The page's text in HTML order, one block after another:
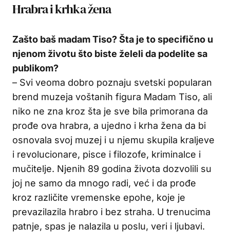
Hrabra i krhka žena
Zašto baš madam Tiso? Šta je to specifično u
njenom životu što biste želeli da podelite sa
publikom?
– Svi veoma dobro poznaju svetski popularan
brend muzeja voštanih figura Madam Tiso, ali
niko ne zna kroz šta je sve bila primorana da
prođe ova hrabra, a ujedno i krha žena da bi
osnovala svoj muzej i u njemu skupila kraljeve
i revolucionare, pisce i filozofe, kriminalce i
mučitelje. Njenih 89 godina života dozvolili su
joj ne samo da mnogo radi, već i da prođe
kroz različite vremenske epohe, koje je
prevazilazila hrabro i bez straha. U trenucima
patnje, spas je nalazila u poslu, veri i ljubavi.